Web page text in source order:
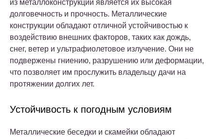
из металлоконструкций является их высокая
долговечность и прочность. Металлические
конструкции обладают отличной устойчивостью к
воздействию внешних факторов, таких как дождь,
снег, ветер и ультрафиолетовое излучение. Они не
подвержены гниению, разрушению или деформации,
что позволяет им прослужить владельцу дачи на
протяжении долгих лет.
Устойчивость к погодным условиям
Металлические беседки и скамейки обладают